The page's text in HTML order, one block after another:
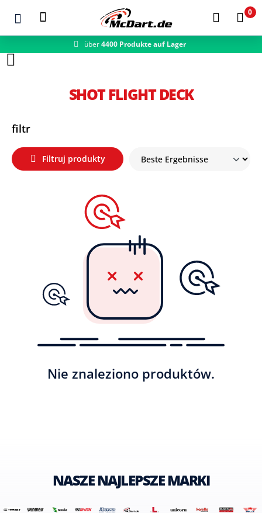
Zum Hauptinhalt springen
0
über4400 Produkte auf Lager
SHOT FLIGHT DECK
filtr
Filtruj produkty
Nie znaleziono produktów.
NASZE NAJLEPSZE MARKI